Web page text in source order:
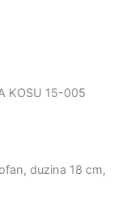
KOSU 15-005
duzina 18 cm,